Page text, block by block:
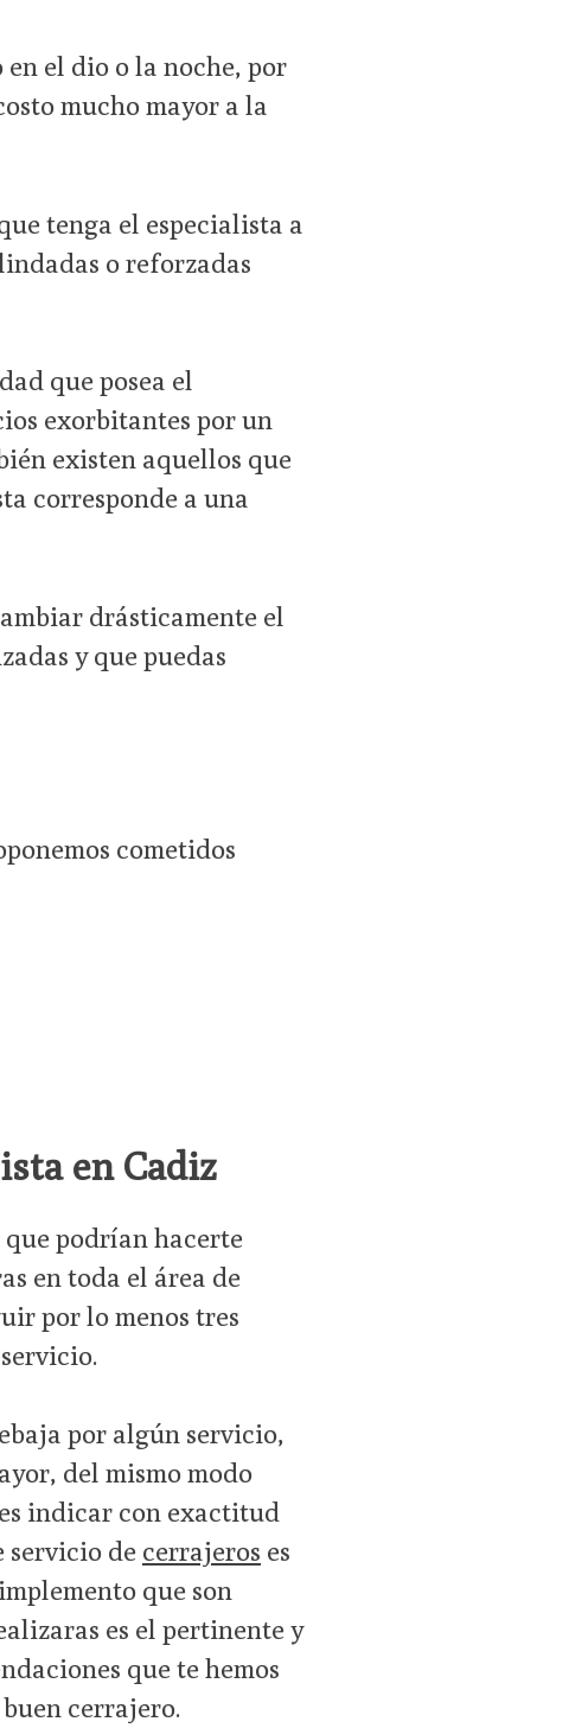
el dio o la noche, por
mucho mayor a la
tenga el especialista a
o reforzadas
que posea el
exorbitantes por un
existen aquellos que
corresponde a una
drásticamente el
y que puedas
cometidos
en Cadiz
que podrían hacerte
en toda el área de
por lo menos tres
por algún servicio,
del mismo modo
indicar con exactitud
servicio de cerrajeros es
que son
es el pertinente y
que te hemos
cerrajero.